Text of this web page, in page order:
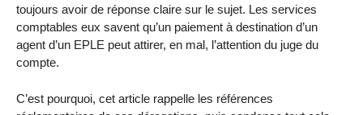
toujours avoir de réponse claire sur le sujet. Les services
comptables eux savent qu’un paiement à destination d’un
agent d’un EPLE peut attirer, en mal, l’attention du juge du
compte.
C’est pourquoi, cet article rappelle les références